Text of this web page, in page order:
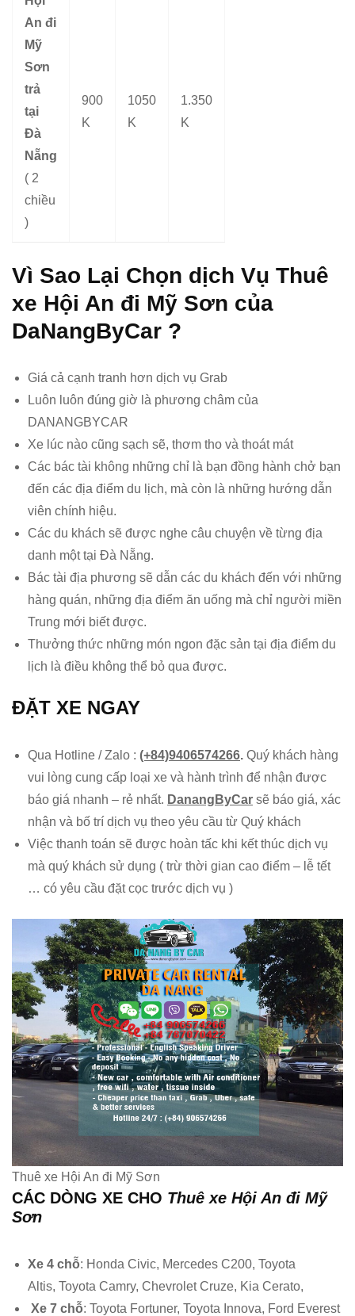
An đi
Mỹ
Sơn
trả
tại
Đà
Nẵng
( 2
chiều
)
900
K
1050
K
1.350
K
Vì Sao Lại Chọn dịch Vụ Thuê
xe Hội An đi Mỹ Sơn của
DaNangByCar ?
Giá cả cạnh tranh hơn dịch vụ Grab
Luôn luôn đúng giờ là phương châm của
DANANGBYCAR
Xe lúc nào cũng sạch sẽ, thơm tho và thoát mát
Các bác tài không những chỉ là bạn đồng hành chở bạn
đến các địa điểm du lịch, mà còn là những hướng dẫn
viên chính hiệu.
Các du khách sẽ được nghe câu chuyện về từng địa
danh một tại Đà Nẵng.
Bác tài địa phương sẽ dẫn các du khách đến với những
hàng quán, những địa điểm ăn uống mà chỉ người miền
Trung mới biết được.
Thưởng thức những món ngon đặc sản tại địa điểm du
lịch là điều không thể bỏ qua được.
ĐẶT XE NGAY
Qua Hotline / Zalo : (+84)9406574266. Quý khách hàng
vui lòng cung cấp loại xe và hành trình để nhận được
báo giá nhanh – rẻ nhất. DanangByCar sẽ báo giá, xác
nhận và bố trí dịch vụ theo yêu cầu từ Quý khách
Việc thanh toán sẽ được hoàn tấc khi kết thúc dịch vụ
mà quý khách sử dụng ( trừ thời gian cao điểm – lễ tết
… có yêu cầu đặt cọc trước dịch vụ )
Thuê xe Hội An đi Mỹ Sơn
CÁC DÒNG XE CHO Thuê xe Hội An đi Mỹ
Sơn
Xe 4 chỗ: Honda Civic, Mercedes C200, Toyota
Altis, Toyota Camry, Chevrolet Cruze, Kia Cerato,
Xe 7 chỗ: Toyota Fortuner, Toyota Innova, Ford Everest